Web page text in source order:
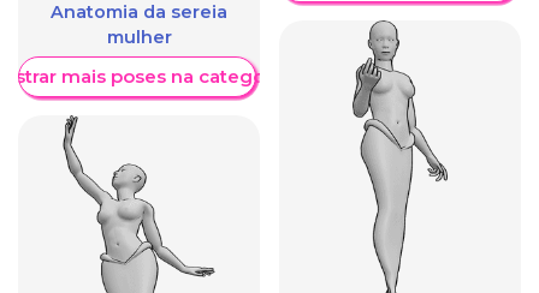
Anatomia da sereia
mulher
mais poses na categoria